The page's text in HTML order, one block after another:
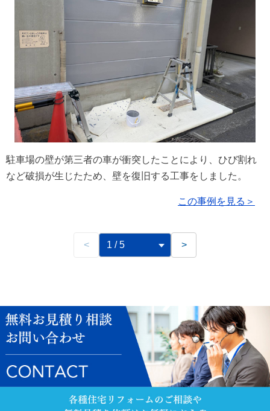
駐車場の壁が第三者の車が衝突したことにより、ひび割れ
など破損が生じたため、壁を復旧する工事をしました。
この事例を見る＞
< >